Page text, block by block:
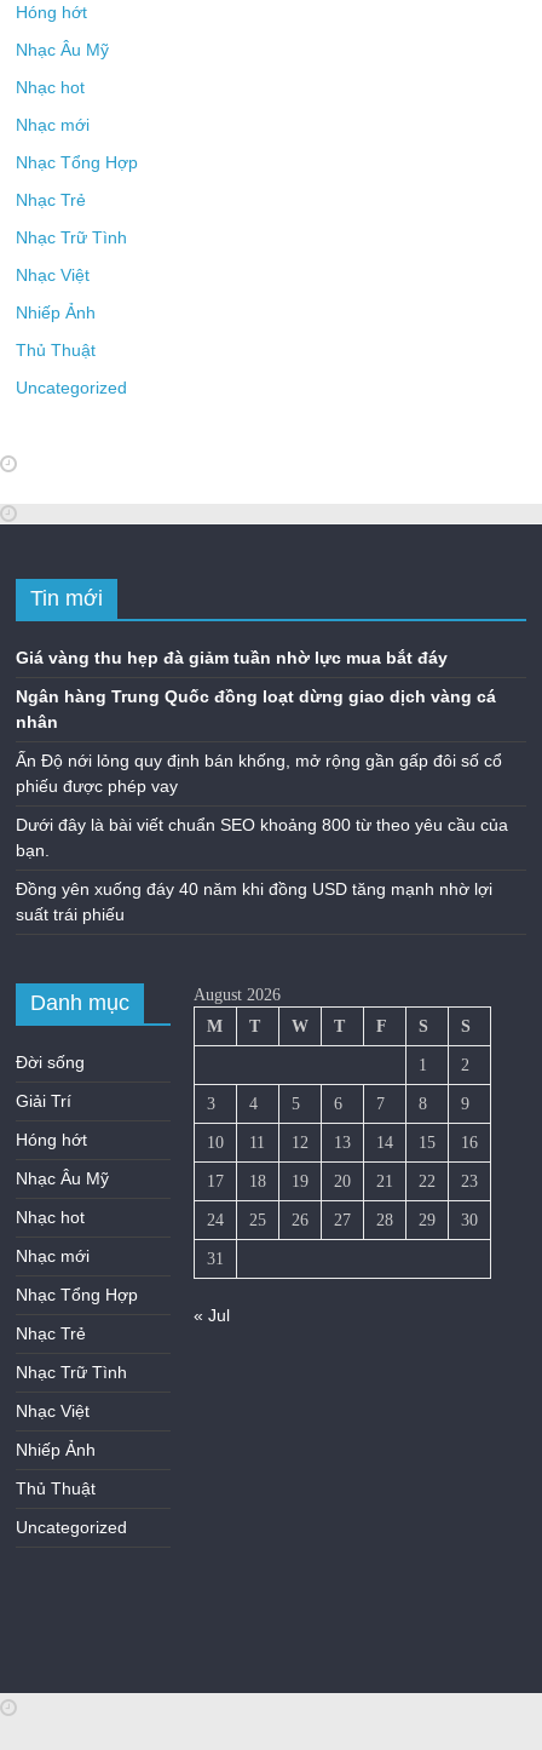
Hóng hớt
Nhạc Âu Mỹ
Nhạc hot
Nhạc mới
Nhạc Tổng Hợp
Nhạc Trẻ
Nhạc Trữ Tình
Nhạc Việt
Nhiếp Ảnh
Thủ Thuật
Uncategorized
Tin mới
Giá vàng thu hẹp đà giảm tuần nhờ lực mua bắt đáy
Ngân hàng Trung Quốc đồng loạt dừng giao dịch vàng cá
nhân
Ấn Độ nới lỏng quy định bán khống, mở rộng gần gấp đôi số cổ
phiếu được phép vay
Dưới đây là bài viết chuẩn SEO khoảng 800 từ theo yêu cầu của
bạn.
Đồng yên xuống đáy 40 năm khi đồng USD tăng mạnh nhờ lợi
suất trái phiếu
Danh mục
Đời sống
Giải Trí
Hóng hớt
Nhạc Âu Mỹ
Nhạc hot
Nhạc mới
Nhạc Tổng Hợp
Nhạc Trẻ
Nhạc Trữ Tình
Nhạc Việt
Nhiếp Ảnh
Thủ Thuật
Uncategorized
August 2026
M
T W T F S S
1 2
3 4 5 6 7 8 9
10 11 12 13 14 15 16
17 18 19 20 21 22 23
24 25 26 27 28 29 30
31
« Jul